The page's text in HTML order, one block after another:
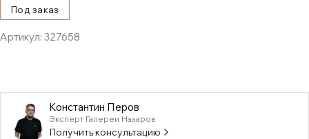
Под заказ
Артикул: 327658
Константин Перов
Эксперт Галереи Назаров
Получить консультацию